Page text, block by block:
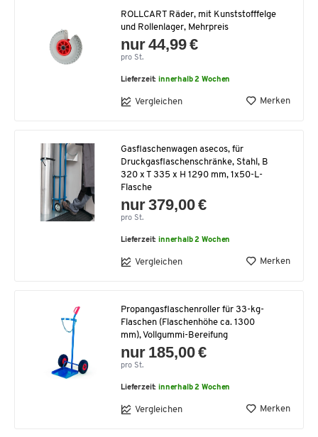
ROLLCART Räder, mit Kunststofffelge
und Rollenlager, Mehrpreis
nur 44,99 €
pro St.
Lieferzeit:innerhalb 2 Wochen
Vergleichen Merken
Gasflaschenwagen asecos, für
Druckgasflaschenschränke, Stahl, B
320 x T 335 x H 1290 mm, 1x50-L-
Flasche
nur 379,00 €
pro St.
Lieferzeit:innerhalb 2 Wochen
Vergleichen Merken
Propangasflaschenroller für 33-kg-
Flaschen (Flaschenhöhe ca. 1300
mm), Vollgummi-Bereifung
nur 185,00 €
pro St.
Lieferzeit:innerhalb 2 Wochen
Vergleichen Merken